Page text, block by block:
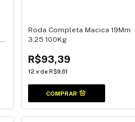
Roda Completa Macica 19Mm
3,25 100Kg
R$93,39
12 xde R$9,61